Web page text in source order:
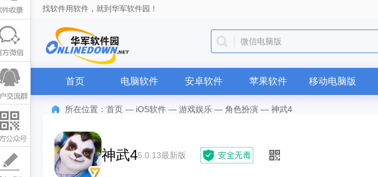
找软件用软件，就到华军软件园！
微信电脑版
首页 电脑软件 安卓软件 苹果软件 移动电脑版
所在位置： 首页 — iOS软件 — 游戏娱乐 — 角色扮演 — 神武4
神武45.0.13最新版